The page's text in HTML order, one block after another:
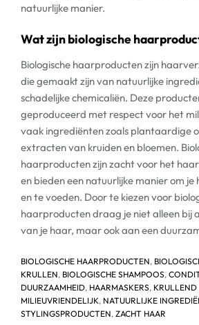
natuurlijke manier.
Wat zijn biologische
Biologische haarproducten zijn
die gemaakt zijn van natuurlijke
schadelijke chemicaliën. Deze
geproduceerd met respect voor het
vaak ingrediënten zoals plantaardige
extracten van kruiden en bloemen.
haarproducten zijn zacht voor het
en bieden een natuurlijke manier om
en te voeden. Door te kiezen voor
haarproducten draag je niet alleen bij
van je haar, maar ook aan een
BIOLOGISCHE HAARPRODUCTEN,
KRULLEN, BIOLOGISCHE SHAMPOOS,
DUURZAAMHEID, HAARMASKERS, KRULLEND
MILIEUVRIENDELIJK, NATUURLIJKE
STYLINGSPRODUCTEN, ZACHT HAAR